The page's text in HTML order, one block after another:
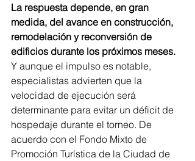
La respuesta depende, en gran
medida, del avance en construcción,
remodelación y reconversión de
edificios durante los próximos meses.
Y aunque el impulso es notable,
especialistas advierten que la
velocidad de ejecución será
determinante para evitar un déficit de
hospedaje durante el torneo. De
acuerdo con el Fondo Mixto de
Promoción Turística de la Ciudad de